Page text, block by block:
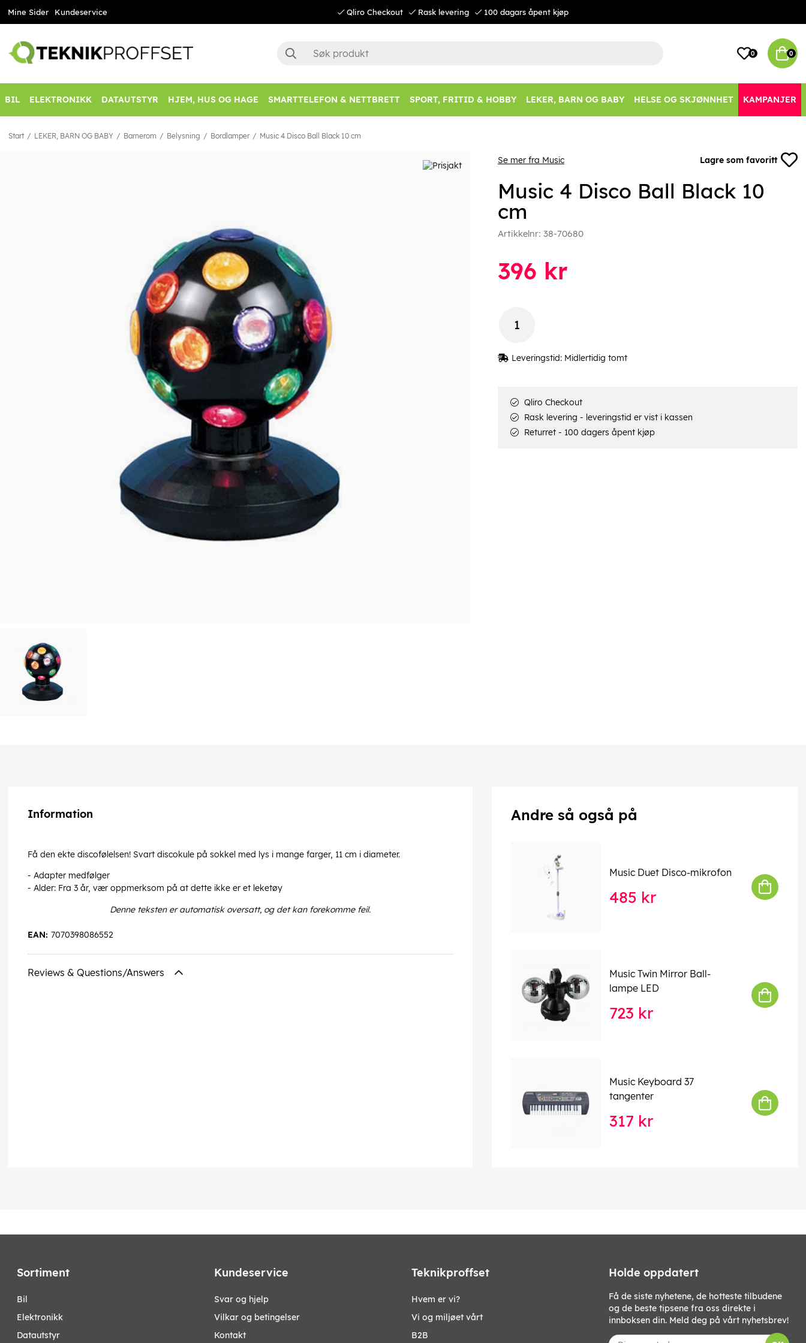
Mine Sider Kundeservice Qliro Checkout Rask levering 100 dagars åpent kjøp
0 0
BIL ELEKTRONIKK DATAUTSTYR HJEM, HUS OG HAGE SMARTTELEFON & NETTBRETT SPORT, FRITID & HOBBY LEKER, BARN OG BABY HELSE OG SKJØNNHET KAMPANJER
Start LEKER, BARN OG BABY Barnerom Belysning Bordlamper Music 4 Disco Ball Black 10 cm
Se mer fra Music Lagre som favoritt
Music 4 Disco Ball Black 10
cm
Artikkelnr: 38-70680
396 kr
Leveringstid: Midlertidig tomt
Qliro Checkout
Rask levering - leveringstid er vist i kassen
Returret - 100 dagers åpent kjøp
Information
Få den ekte discofølelsen! Svart discokule på sokkel med lys i mange farger, 11 cm i diameter.
- Adapter medfølger
- Alder: Fra 3 år, vær oppmerksom på at dette ikke er et leketøy
Denne teksten er automatisk oversatt, og det kan forekomme feil.
7070398086552
EAN:
Reviews & Questions/Answers
Andre så også på
Music Duet Disco-mikrofon
485 kr
Music Twin Mirror Ball-
lampe LED
723 kr
Music Keyboard 37
tangenter
317 kr
Sortiment
bil
elektronikk
datautstyr
Kundeservice
Svar og hjelp
Vilkar og betingelser
Kontakt
Teknikproffset
Hvem er vi?
Vi og miljøet vårt
B2B
Holde oppdatert
Få de siste nyhetene, de hotteste tilbudene
og de beste tipsene fra oss direkte i
innboksen din. Meld deg på vårt nyhetsbrev!